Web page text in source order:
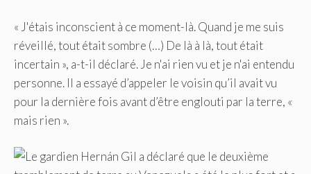
« J'étais inconscient à ce moment-là. Quand je me suis
réveillé, tout était sombre (…) De là à là, tout était
incertain », a-t-il déclaré. Je n'ai rien vu et je n'ai entendu
personne. Il a essayé d’appeler le voisin qu’il avait vu
pour la dernière fois avant d’être englouti par la terre, «
mais rien ».